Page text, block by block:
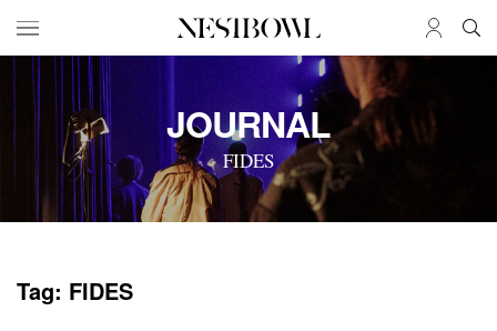
HOME
求人検索
新着求人
ブランド一覧
インタビュー
JOURNAL
FIDES
Tag: FIDES